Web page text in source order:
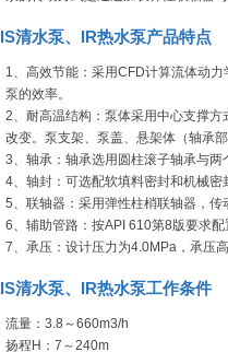
IS清水泵、IR热水泵产品特点
1、高效节能：采用CFD计算流体动
泵的效率。
2、耐高温结构：泵体采用中心支撑
改变。泵支架、泵盖、悬架体（轴承
3、轴承：轴承选用圆柱滚子轴承与两
4、轴封：可选配软填料密封和机械密
5、联轴器：采用弹性柱梢联轴器，传
6、辅助管路：按API 610第8版要求配
7、承压：设计压力为4.0MPa，承压高
IS清水泵、IR热水泵工作条件
流量：3.8～660m3/h
扬程H：7～240m